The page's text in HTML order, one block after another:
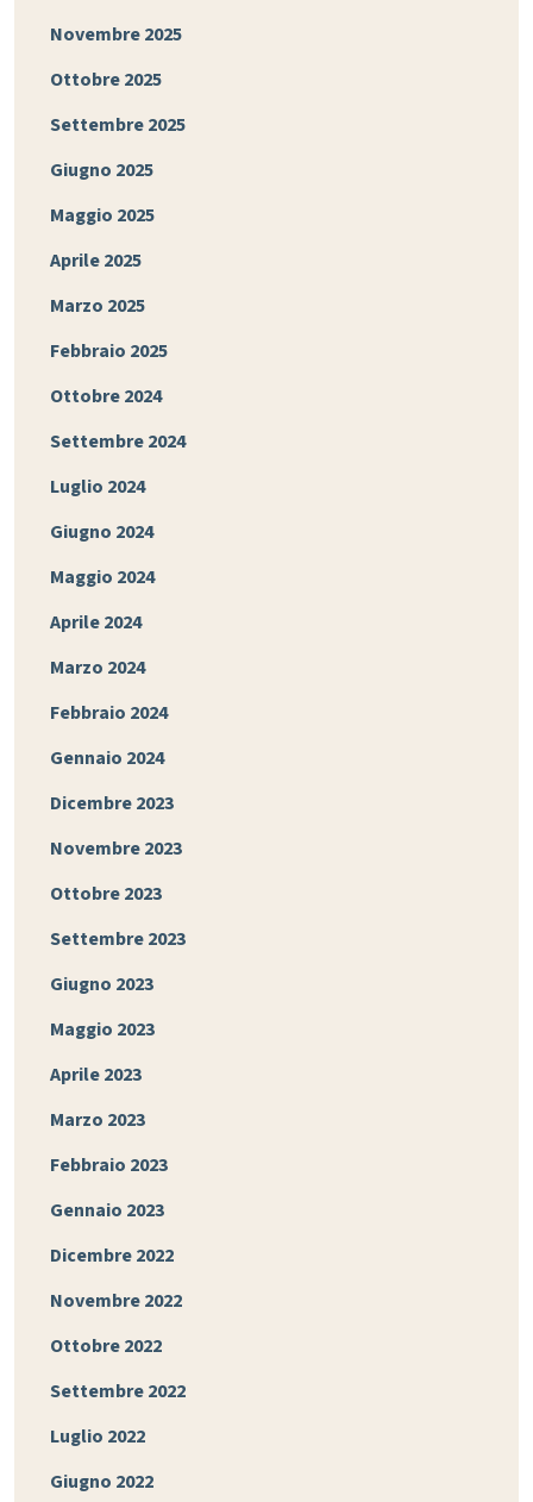
Novembre 2025
Ottobre 2025
Settembre 2025
Giugno 2025
Maggio 2025
Aprile 2025
Marzo 2025
Febbraio 2025
Ottobre 2024
Settembre 2024
Luglio 2024
Giugno 2024
Maggio 2024
Aprile 2024
Marzo 2024
Febbraio 2024
Gennaio 2024
Dicembre 2023
Novembre 2023
Ottobre 2023
Settembre 2023
Giugno 2023
Maggio 2023
Aprile 2023
Marzo 2023
Febbraio 2023
Gennaio 2023
Dicembre 2022
Novembre 2022
Ottobre 2022
Settembre 2022
Luglio 2022
Giugno 2022